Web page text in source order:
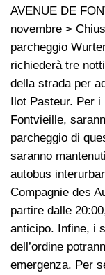
AVENUE DE
novembre >
parcheggio
richiederà tre
della strada per
Ilot Pasteur. Per
Fontvieille,
parcheggio di
saranno
autobus
Compagnie des
partire dalle
anticipo. Infine, i
dell’ordine
emergenza. Per